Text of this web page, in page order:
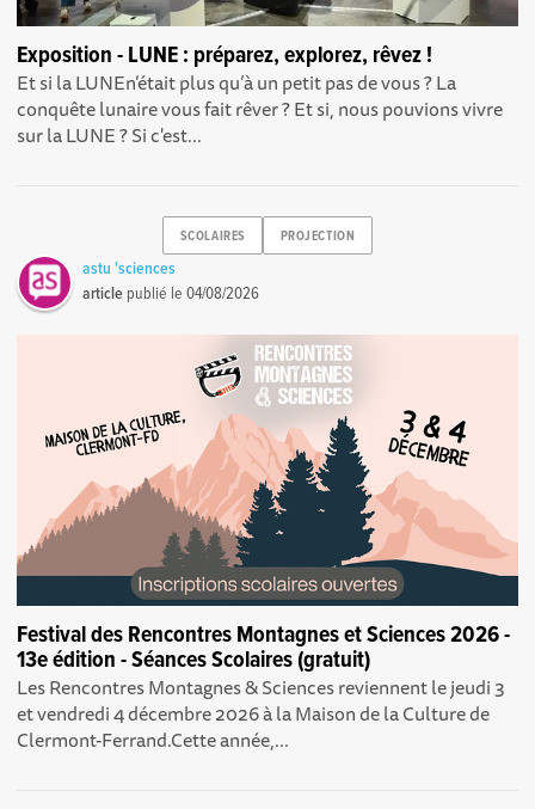
Exposition - LUNE : préparez, explorez, rêvez !
Et si la LUNEn’était plus qu’à un petit pas de vous ? La
conquête lunaire vous fait rêver ? Et si, nous pouvions vivre
sur la LUNE ? Si c'est...
SCOLAIRES PROJECTION
astu 'sciences
article publié le04/08/2026
Festival des Rencontres Montagnes et Sciences 2026 -
13e édition - Séances Scolaires (gratuit)
Les Rencontres Montagnes & Sciences reviennent le jeudi 3
et vendredi 4 décembre 2026 à la Maison de la Culture de
Clermont-Ferrand.Cette année,...